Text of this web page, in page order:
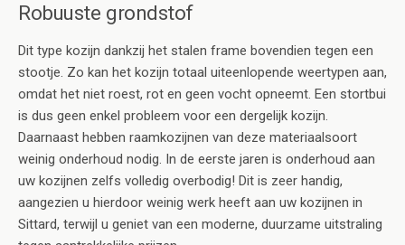
Robuuste grondstof
Dit type kozijn dankzij het stalen frame bovendien tegen een
stootje. Zo kan het kozijn totaal uiteenlopende weertypen aan,
omdat het niet roest, rot en geen vocht opneemt. Een stortbui
is dus geen enkel probleem voor een dergelijk kozijn.
Daarnaast hebben raamkozijnen van deze materiaalsoort
weinig onderhoud nodig. In de eerste jaren is onderhoud aan
uw kozijnen zelfs volledig overbodig! Dit is zeer handig,
aangezien u hierdoor weinig werk heeft aan uw kozijnen in
Sittard, terwijl u geniet van een moderne, duurzame uitstraling